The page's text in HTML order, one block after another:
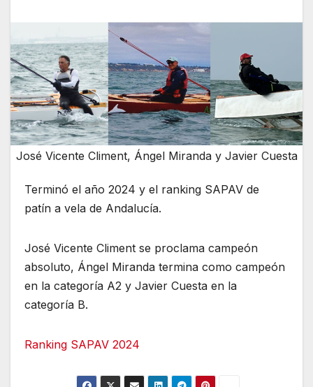
José Vicente Climent, Ángel Miranda y Javier Cuesta
Terminó el año 2024 y el ranking SAPAV de
patín a vela de Andalucía.
José Vicente Climent se proclama campeón
absoluto, Ángel Miranda termina como campeón
en la categoría A2 y Javier Cuesta en la
categoría B.
Ranking SAPAV 2024